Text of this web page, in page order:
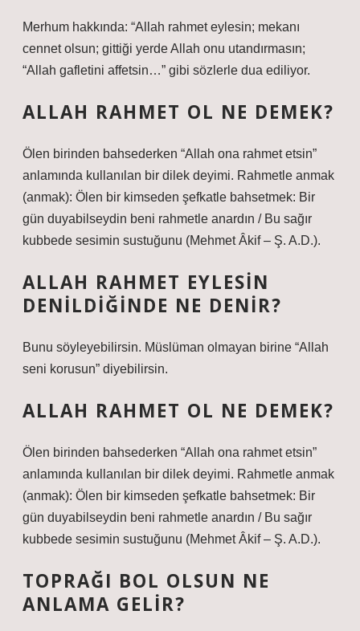
Merhum hakkında: “Allah rahmet eylesin; mekanı
cennet olsun; gittiği yerde Allah onu utandırmasın;
“Allah gafletini affetsin…” gibi sözlerle dua ediliyor.
ALLAH RAHMET OL NE DEMEK?
Ölen birinden bahsederken “Allah ona rahmet etsin”
anlamında kullanılan bir dilek deyimi. Rahmetle anmak
(anmak): Ölen bir kimseden şefkatle bahsetmek: Bir
gün duyabilseydin beni rahmetle anardın / Bu sağır
kubbede sesimin sustuğunu (Mehmet Âkif – Ş. A.D.).
ALLAH RAHMET EYLESIN
DENILDIĞINDE NE DENIR?
Bunu söyleyebilirsin. Müslüman olmayan birine “Allah
seni korusun” diyebilirsin.
ALLAH RAHMET OL NE DEMEK?
Ölen birinden bahsederken “Allah ona rahmet etsin”
anlamında kullanılan bir dilek deyimi. Rahmetle anmak
(anmak): Ölen bir kimseden şefkatle bahsetmek: Bir
gün duyabilseydin beni rahmetle anardın / Bu sağır
kubbede sesimin sustuğunu (Mehmet Âkif – Ş. A.D.).
TOPRAĞI BOL OLSUN NE
ANLAMA GELIR?